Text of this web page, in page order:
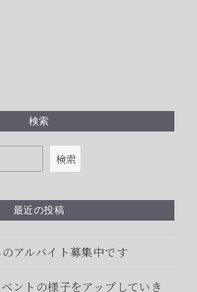
検索
検索
最近の投稿
アルバイト募集中です
ントの様子をアップしていき